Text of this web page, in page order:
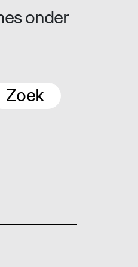
onder
Zoek